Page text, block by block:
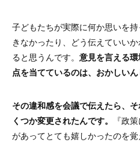
子どもたちが実際に何か思いを
きなかったり、どう伝えていい
ると思うんです。 意見を言える
点を当てているのは、おかしい
その違和感を会議で伝えたら、
くつか変更されたんです。
『政
があってとても嬉しかったのを覚